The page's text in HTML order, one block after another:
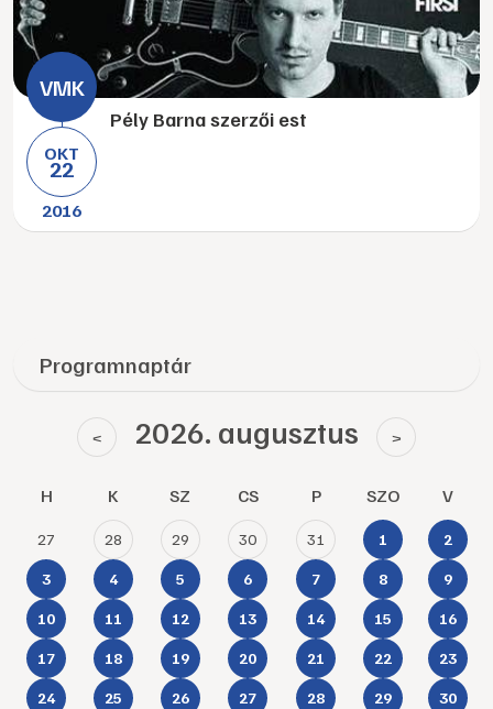
OKT
22
2016
Pély Barna szerzői est
Programnaptár
< 2026. augusztus >
H K SZ CS P SZO V
27 28 29 30 31 1 2
3 4 5 6 7 8 9
10 11 12 13 14 15 16
17 18 19 20 21 22 23
24 25 26 27 28 29 30